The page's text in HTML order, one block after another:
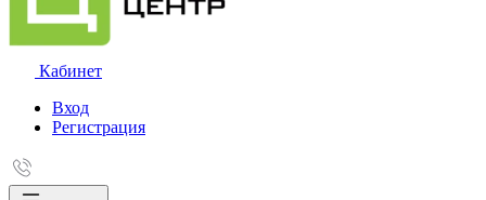
Кабинет
Вход
Регистрация